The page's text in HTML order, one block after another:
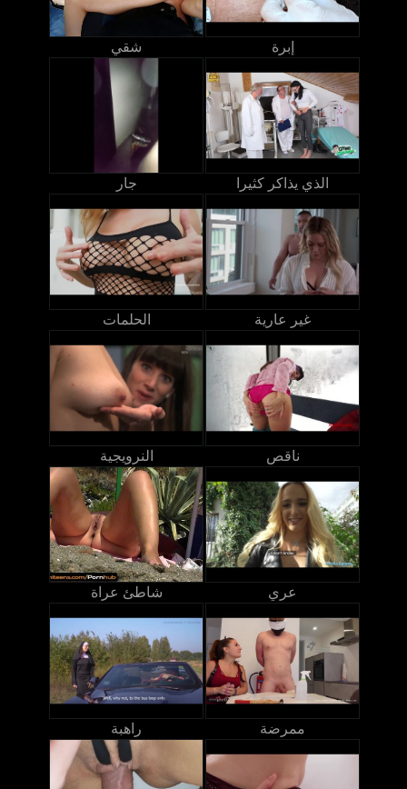
شقي إبرة
جار الذي يذاكر كثيرا
الحلمات غير عارية
النرويجية ناقص
شاطئ عراة عري
راهبة ممرضة